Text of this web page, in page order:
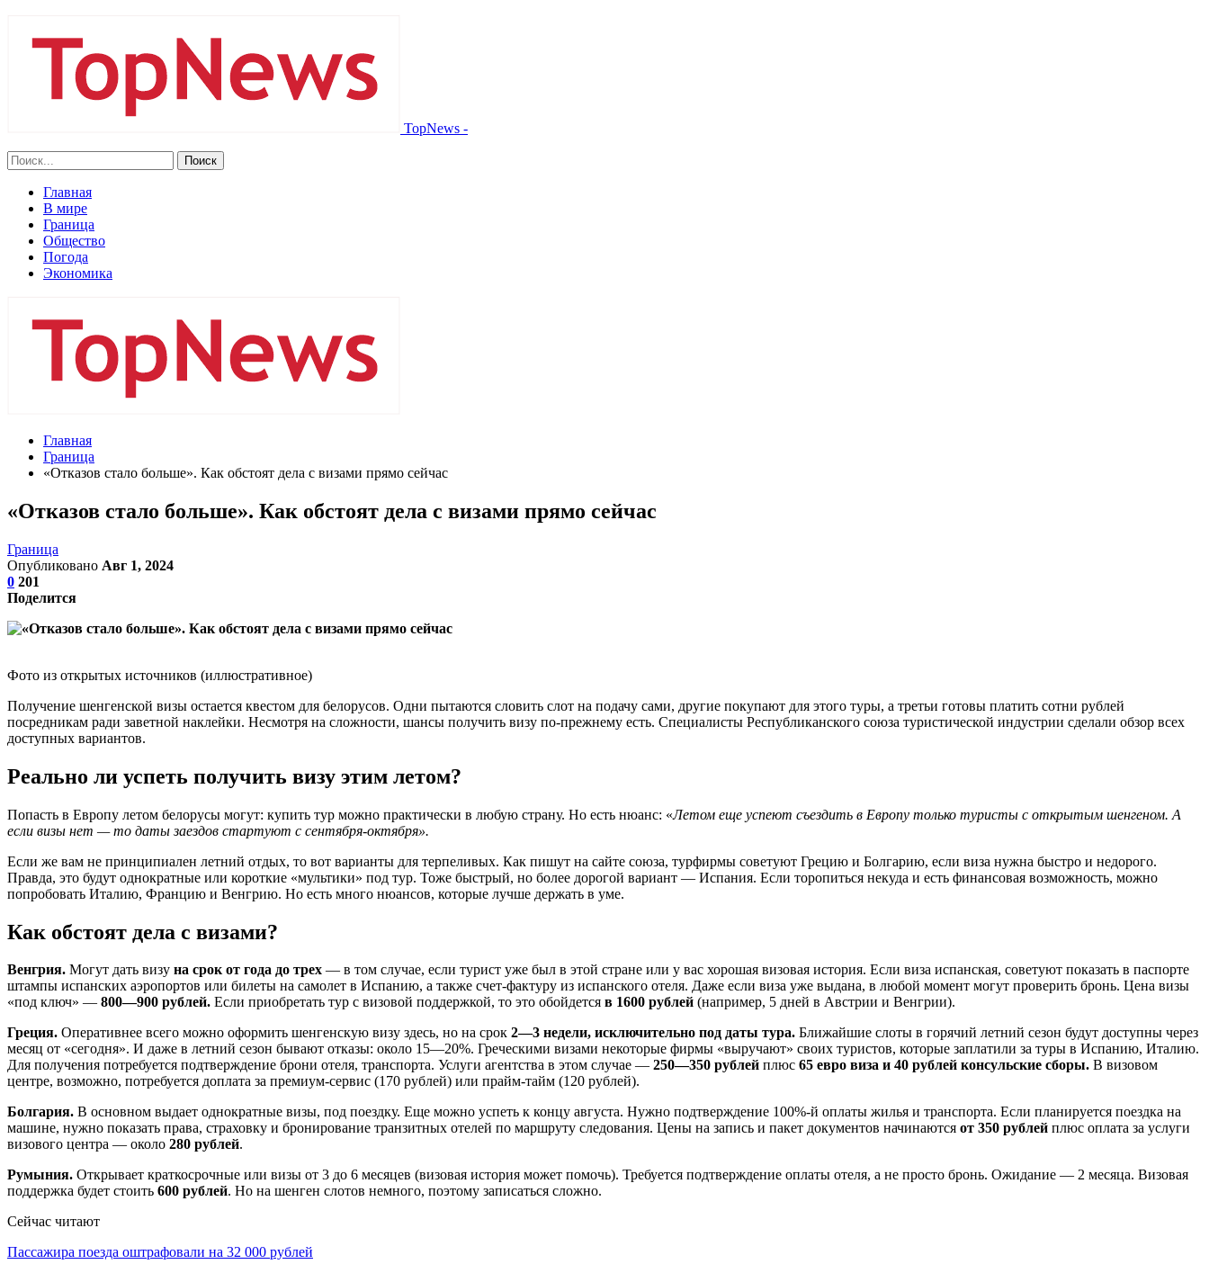
TopNews -
Главная
В мире
Граница
Общество
Погода
Экономика
Главная
Граница
«Отказов стало больше». Как обстоят дела с визами прямо сейчас
«Отказов стало больше». Как обстоят дела с визами прямо сейчас
Граница
Опубликовано Авг 1, 2024
0 201
Поделится
Фото из открытых источников (иллюстративное)
Получение шенгенской визы остается квестом для белорусов. Одни пытаются словить слот на подачу сами, другие покупают для этого туры, а третьи готовы платить сотни рублей
посредникам ради заветной наклейки. Несмотря на сложности, шансы получить визу по-прежнему есть. Специалисты Республиканского союза туристической индустрии сделали обзор всех
доступных вариантов.
Реально ли успеть получить визу этим летом?
Попасть в Европу летом белорусы могут: купить тур можно практически в любую страну. Но есть нюанс: «Летом еще успеют съездить в Европу только туристы с открытым шенгеном. А
если визы нет — то даты заездов стартуют с сентября-октября».
Если же вам не принципиален летний отдых, то вот варианты для терпеливых. Как пишут на сайте союза, турфирмы советуют Грецию и Болгарию, если виза нужна быстро и недорого.
Правда, это будут однократные или короткие «мультики» под тур. Тоже быстрый, но более дорогой вариант — Испания. Если торопиться некуда и есть финансовая возможность, можно
попробовать Италию, Францию и Венгрию. Но есть много нюансов, которые лучше держать в уме.
Как обстоят дела с визами?
Венгрия. Могут дать визу на срок от года до трех — в том случае, если турист уже был в этой стране или у вас хорошая визовая история. Если виза испанская, советуют показать в паспорте
штампы испанских аэропортов или билеты на самолет в Испанию, а также счет-фактуру из испанского отеля. Даже если виза уже выдана, в любой момент могут проверить бронь. Цена визы
«под ключ» — 800—900 рублей. Если приобретать тур с визовой поддержкой, то это обойдется в 1600 рублей (например, 5 дней в Австрии и Венгрии).
Греция. Оперативнее всего можно оформить шенгенскую визу здесь, но на срок 2—3 недели, исключительно под даты тура. Ближайшие слоты в горячий летний сезон будут доступны через
месяц от «сегодня». И даже в летний сезон бывают отказы: около 15—20%. Греческими визами некоторые фирмы «выручают» своих туристов, которые заплатили за туры в Испанию, Италию.
Для получения потребуется подтверждение брони отеля, транспорта. Услуги агентства в этом случае — 250—350 рублей плюс 65 евро виза и 40 рублей консульские сборы. В визовом
центре, возможно, потребуется доплата за премиум-сервис (170 рублей) или прайм-тайм (120 рублей).
Болгария. В основном выдает однократные визы, под поездку. Еще можно успеть к концу августа. Нужно подтверждение 100%-й оплаты жилья и транспорта. Если планируется поездка на
машине, нужно показать права, страховку и бронирование транзитных отелей по маршруту следования. Цены на запись и пакет документов начинаются от 350 рублей плюс оплата за услуги
визового центра — около 280 рублей.
Румыния. Открывает краткосрочные или визы от 3 до 6 месяцев (визовая история может помочь). Требуется подтверждение оплаты отеля, а не просто бронь. Ожидание — 2 месяца. Визовая
поддержка будет стоить 600 рублей. Но на шенген слотов немного, поэтому записаться сложно.
Сейчас читают
Пассажира поезда оштрафовали на 32 000 рублей